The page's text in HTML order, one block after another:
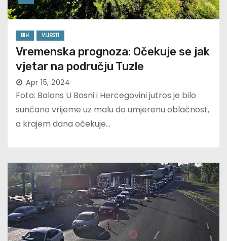
BIH VIJESTI
Vremenska prognoza: Očekuje se jak
vjetar na području Tuzle
Apr 15, 2024
Foto: Balans U Bosni i Hercegovini jutros je bilo
sunčano vrijeme uz malu do umjerenu oblačnost,
a krajem dana očekuje…